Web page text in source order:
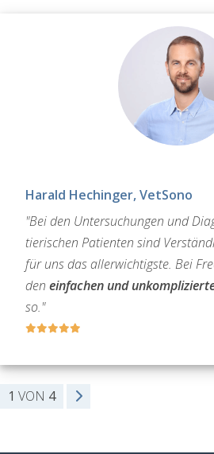
Harald Hechinger, VetSono
"Bei den Untersuchungen und
tierischen Patienten sind
für uns das allerwichtigste. Bei
den einfachen und
so."
1 VON 4